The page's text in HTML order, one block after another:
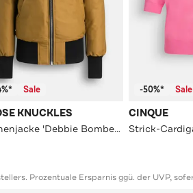
Sale
KNUCKLES
Daunenjacke 'Debbie Bomber' ocker
-50%* Sale
CINQUE
Strick-
Prozentuale Ersparnis ggü. der UVP,